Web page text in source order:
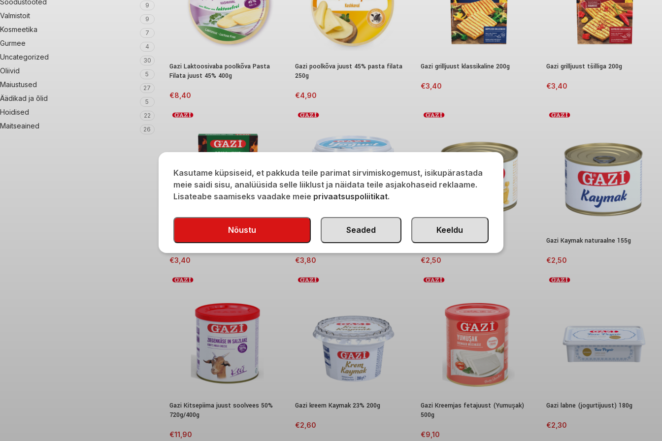
Soodustooted 9
Valmistoit 9
Kosmeetika 7
Gurmee 4
Uncategorized 30
Oliivid 5
Maiustused 27
Äädikad ja õlid 5
Hoidised 22
Maitseained 26
Gazi Laktoosivaba poolkõva Pasta
Filata juust 45% 400g
€8,40
Gazi poolkõva juust 45% pasta filata
250g
€4,90
Gazi grilljuust klassikaline 200g
€3,40
Gazi grilljuust tšilliga 200g
€3,40
Gazi grilljuust ürtidega 200g
€3,40
Gazi jogurt 3,5% 1kg
€3,80
Gazi Kaymak meega 155g
€2,50
Gazi Kaymak naturaalne 155g
€2,50
Gazi Kitsepiima juust soolvees 50%
720g/400g
€11,90
Gazi kreem Kaymak 23% 200g
€2,60
Gazi Kreemjas fetajuust (Yumuşak)
500g
€9,10
Gazi labne (jogurtijuust) 180g
€2,30
Kasutame küpsiseid, et pakkuda teile parimat sirvimiskogemust, isikupärastada
meie saidi sisu, analüüsida selle liiklust ja näidata teile asjakohaseid reklaame.
Lisateabe saamiseks vaadake meie privaatsuspoliitikat.
Nõustu Seaded Keeldu